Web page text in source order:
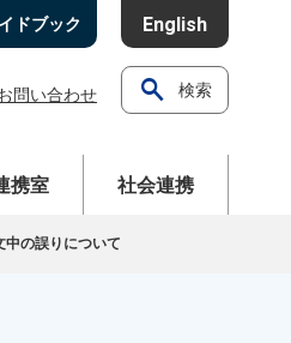
ドブック English
問い合わせ search 検索
携室
社会連携
の誤りについて